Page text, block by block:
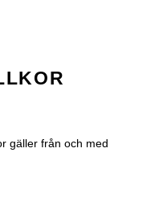
gäller från och med